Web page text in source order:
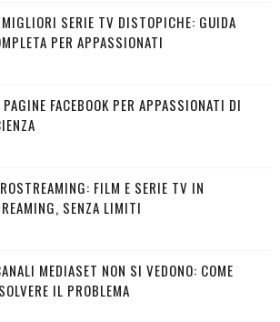
MIGLIORI SERIE TV DISTOPICHE: GUIDA
PER APPASSIONATI
FACEBOOK PER APPASSIONATI DI
FILM E SERIE TV IN
SENZA LIMITI
MEDIASET NON SI VEDONO: COME
IL PROBLEMA